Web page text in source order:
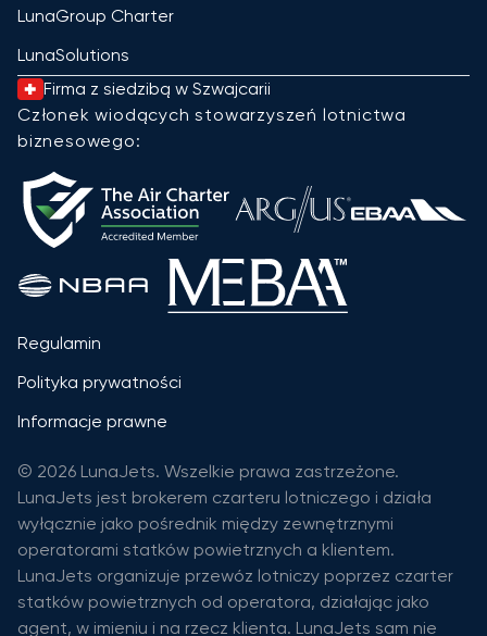
LunaGroup Charter
LunaSolutions
Firma z siedzibą w Szwajcarii
Członek wiodących stowarzyszeń lotnictwa
biznesowego:
Regulamin
Polityka prywatności
Informacje prawne
© 2026 LunaJets. Wszelkie prawa zastrzeżone.
LunaJets jest brokerem czarteru lotniczego i działa
wyłącznie jako pośrednik między zewnętrznymi
operatorami statków powietrznych a klientem.
LunaJets organizuje przewóz lotniczy poprzez czarter
statków powietrznych od operatora, działając jako
agent, w imieniu i na rzecz klienta. LunaJets sam nie